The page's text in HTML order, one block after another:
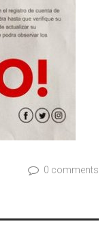
0 comments